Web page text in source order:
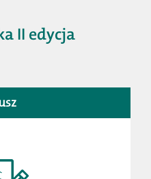
II edycja